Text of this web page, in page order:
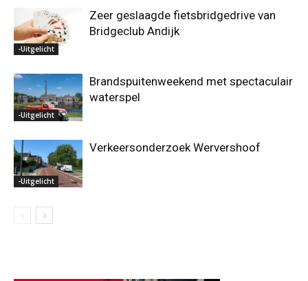
-Uitgelicht
Zeer geslaagde fietsbridgedrive van
Bridgeclub Andijk
-Uitgelicht
Brandspuitenweekend met spectaculair
waterspel
-Uitgelicht
Verkeersonderzoek Wervershoof